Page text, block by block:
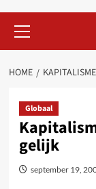
Menu
HOME
Globaal
gelijk
september 19,